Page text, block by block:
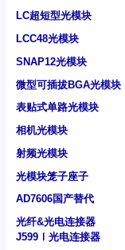
LC超短型光模块
LCC48光模块
SNAP12光模块
微型可插拔BGA光模块
表贴式单路光模块
相机光模块
射频光模块
光模块笼子座子
AD7606国产替代
光纤&光电连接器
J599Ⅰ光电连接器